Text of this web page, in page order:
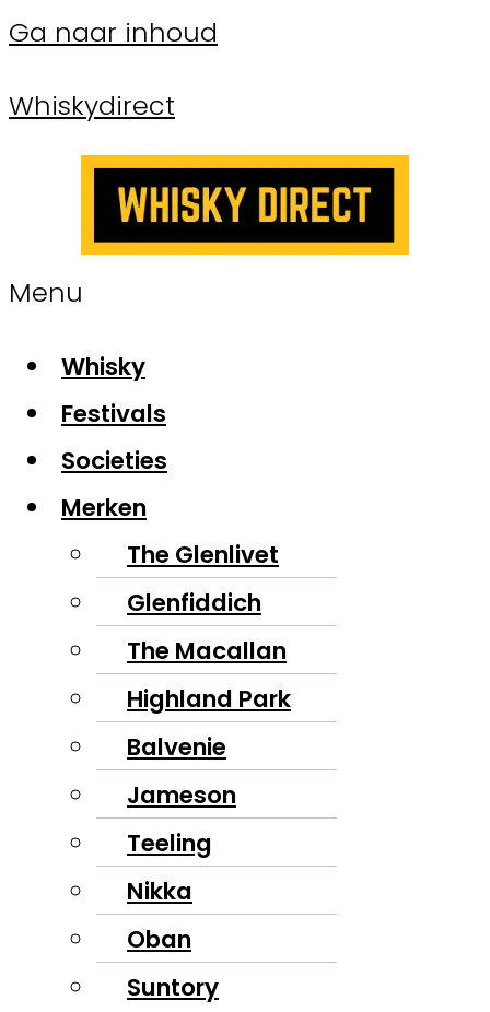
Ga naar inhoud
Whiskydirect
Menu
Whisky
Festivals
Societies
Merken
The Glenlivet
Glenfiddich
The Macallan
Highland Park
Balvenie
Jameson
Teeling
Nikka
Oban
Suntory